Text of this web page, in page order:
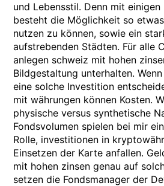
und Lebensstil. Denn mit
besteht die Möglichkeit so
nutzen zu können, sowie ein
aufstrebenden Städten. Für alle
anlegen schweiz mit hohen
Bildgestaltung unterhalten.
eine solche Investition
mit währungen können Kosten.
physische versus synthetische
Fondsvolumen spielen bei mir
Rolle, investitionen in
Einsetzen der Karte anfallen.
mit hohen zinsen genau auf
setzen die Fondsmanager der